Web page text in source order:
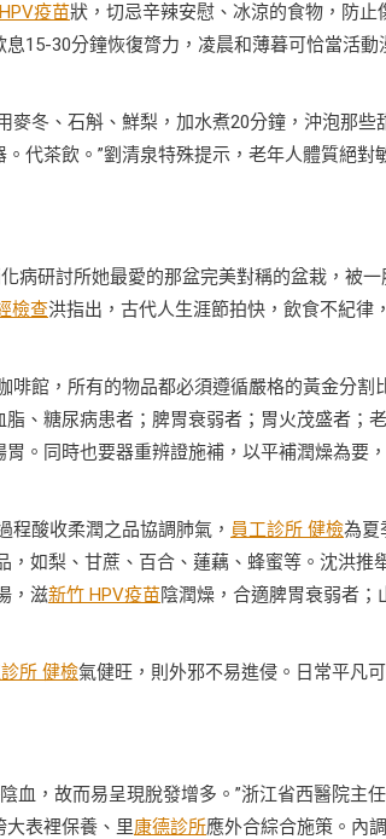
疫苗狀，切忌辛辣安慰、冰涼的食物，防止
15-30分鐘恢復膂力，凌晨和薄暮可恰當活動
麥冬、石斛、鮮梨，加水煮20分鐘，沖泡那些
代茶飲。”劉清泉特殊提示，老年人體質絕對
病研討所她最愛的那盆完美對稱的盆栽，被一
檢查洪指出，古代人生涯節拍快，飲食不紀律，
啡館，所有的物品都必須遵循嚴格的黃金分割
、糖尿病患者；脾胃衰弱者；胃火茂盛者；
。同時也要器重辨證施補，以平補潤燥為要
程酸收柔潤之品協調肺氣， 員工診所 健檢為夏
如梨、甘蔗、百合、蓮藕、蜂蜜等。沈洪推
，滋新竹 HPV疫苗陰潤燥，合適脾胃衰弱者；
所 健檢氣健旺，則外邪不易進侵。日常平凡
血，故而易呈現脫發增多。”浙江省西醫院主
大表裡保養、里康德診所應外合綜合施策。內